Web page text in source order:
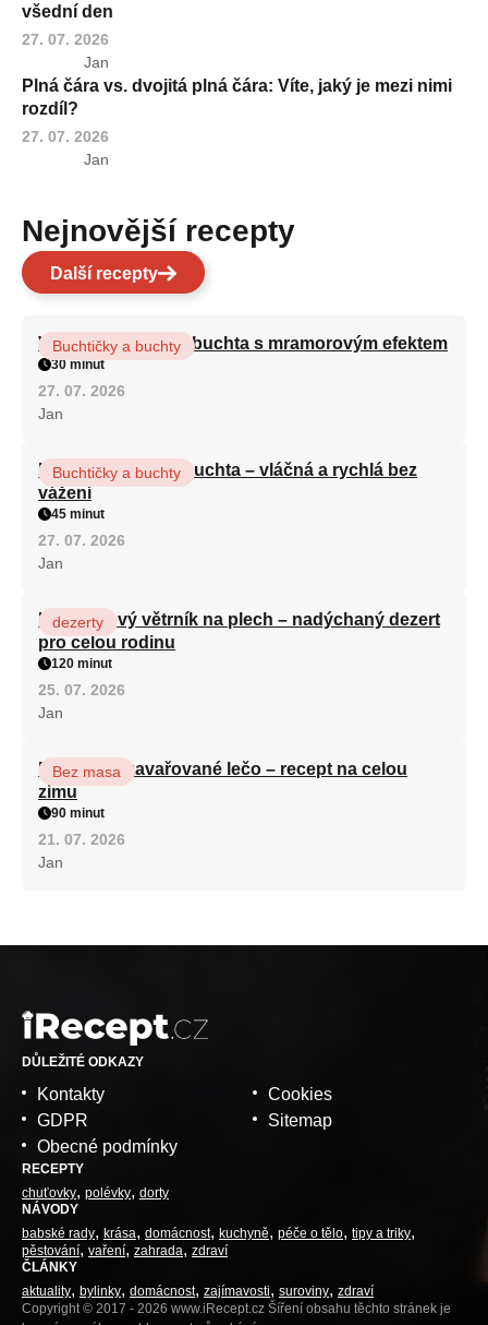
všední den
27. 07. 2026
Jan
Plná čára vs. dvojitá plná čára: Víte, jaký je mezi nimi
rozdíl?
27. 07. 2026
Jan
Nejnovější recepty
Další recepty
Vláčná olejová litá buchta s mramorovým efektem
Buchtičky a buchty
30 minut
27. 07. 2026
Jan
Hrnková maková buchta – vláčná a rychlá bez
vážení
Buchtičky a buchty
45 minut
27. 07. 2026
Jan
Karamelový větrník na plech – nadýchaný dezert
pro celou rodinu
dezerty
120 minut
25. 07. 2026
Jan
Babiččino zavařované lečo – recept na celou
zimu
Bez masa
90 minut
21. 07. 2026
Jan
DŮLEŽITÉ ODKAZY
Kontakty
GDPR
Obecné podmínky
Cookies
Sitemap
RECEPTY
chuťovky polévky dorty
NÁVODY
babské rady
krása domácnost kuchyně péče o tělo tipy a triky
pěstování vaření zahrada zdraví
ČLÁNKY
aktuality
bylinky domácnost zajímavosti suroviny zdraví
Copyright © 2017 - 2026 www.iRecept.cz Šíření obsahu těchto stránek je